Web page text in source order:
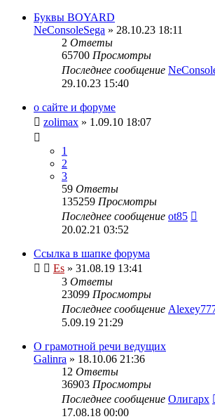
Буквы BOYARD
NeConsoleSega » 28.10.23 18:11
2 Ответы
65700 Просмотры
Последнее сообщение
29.10.23 15:40
о сайте и форуме
zolimax » 1.09.10 18:07
1
2
3
59 Ответы
135259 Просмотры
Последнее сообщение ot85
20.02.21 03:52
Ссылка в шапке форума
Es » 31.08.19 13:41
3 Ответы
23099 Просмотры
Последнее сообщение
5.09.19 21:29
О грамотной речи ведущих
Galinra » 18.10.06 21:36
12 Ответы
36903 Просмотры
Последнее сообщение Олигарх
17.08.18 00:00